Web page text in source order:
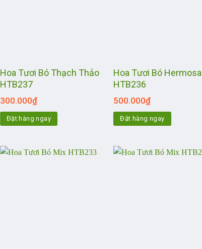
Hoa Tươi Bó Thạch Thảo
HTB237
300.000₫
Đặt hàng ngay
Hoa Tươi Bó Hermosa
HTB236
500.000₫
Đặt hàng ngay